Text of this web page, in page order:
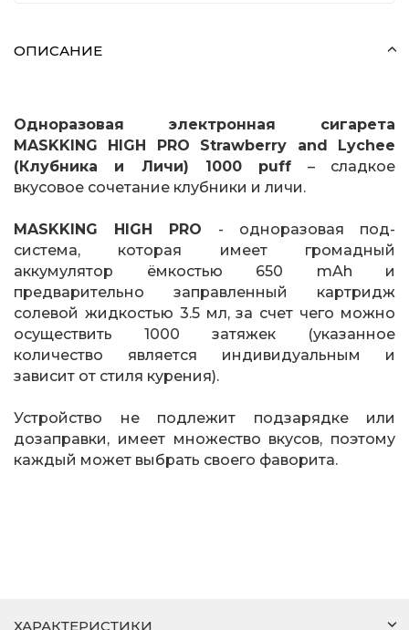
ОПИСАНИЕ
Одноразовая электронная сигарета
MASKKING HIGH PRO Strawberry and Lychee
(Клубника и Личи) 1000 puff – сладкое
вкусовое сочетание клубники и личи.
MASKKING HIGH PRO - одноразовая под-
система, которая имеет громадный
аккумулятор ёмкостью 650 mAh и
предварительно заправленный картридж
солевой жидкостью 3.5 мл, за счет чего можно
осуществить 1000 затяжек (указанное
количество является индивидуальным и
зависит от стиля курения).
Устройство не подлежит подзарядке или
дозаправки, имеет множество вкусов, поэтому
каждый может выбрать своего фаворита.
ХАРАКТЕРИСТИКИ